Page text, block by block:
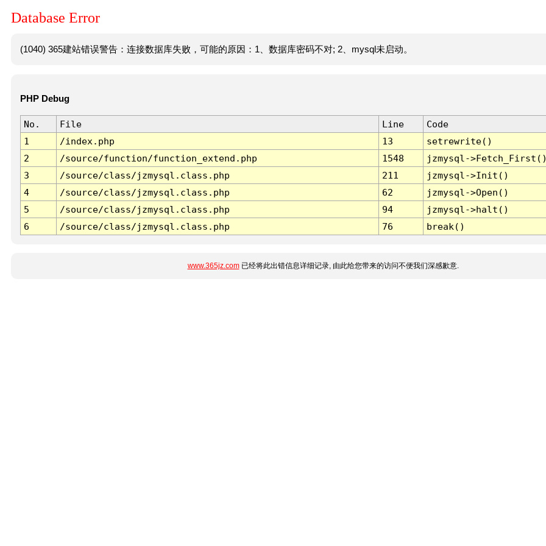
Database Error
(1040) 365建站错误警告：连接数据库失败，可能的原因：1、数据库密码不对; 2、mysql未启动。
PHP Debug
No. File Line
Code
1
/index.php 13
setrewrite()
2
/source/function/function_extend.php 1548
jzmysql-
3
/source/class/jzmysql.class.php 211
jzmysql->Init()
4
/source/class/jzmysql.class.php 62
jzmysql->Open()
5
/source/class/jzmysql.class.php 94
jzmysql->halt()
6
/source/class/jzmysql.class.php 76 break()
www.365jz.com已经将此出错信息详细记录, 由此给您带来的访问不便我们深感歉意.